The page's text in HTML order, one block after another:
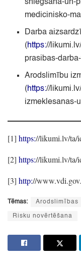
sniegsana-un-
medicinisko-
Darba
(https://
prasibas-
Arodslimību
(https://
izmeklesanas-
[1] https://likumi.lv/ta/
[2] https://likumi.lv/ta/
[3] http://
Tēmas: Arodslimības
Risku novērtēšana